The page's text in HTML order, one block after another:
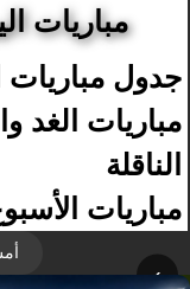
مباريات
جدول مباريات
مباريات الغد
الناقلة
مباريات
›